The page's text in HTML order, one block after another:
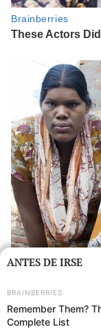
ANTES DE IRSE